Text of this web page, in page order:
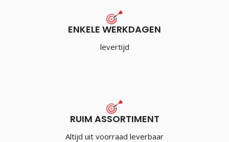
ENKELE WERKDAGEN
levertijd
RUIM ASSORTIMENT
Altijd uit voorraad leverbaar